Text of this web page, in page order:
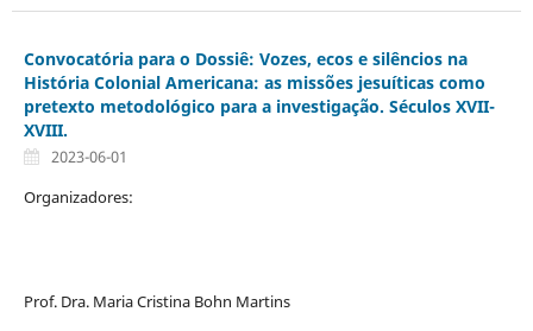
Convocatória para o Dossiê: Vozes, ecos e silêncios na
História Colonial Americana: as missões jesuíticas como
pretexto metodológico para a investigação. Séculos XVII-
XVIII.
2023-06-01
Organizadores:
Prof. Dra. Maria Cristina Bohn Martins